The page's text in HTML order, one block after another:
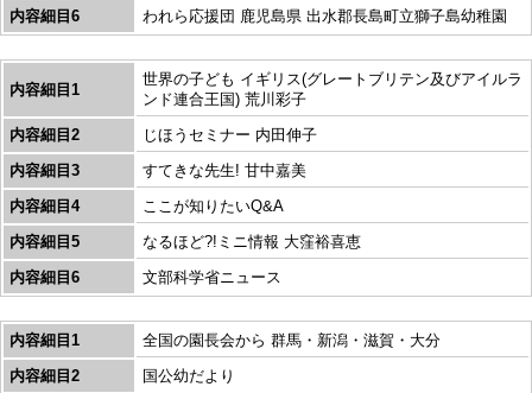
内容細目6
われら応援団 鹿児島県 出水郡長島町立獅子島幼稚園
内容細目1
世界の子ども イギリス(グレートブリテン及びアイルラ
ンド連合王国) 荒川彩子
内容細目2
じほうセミナー 内田伸子
内容細目3
すてきな先生! 甘中嘉美
内容細目4
ここが知りたいQ&A
内容細目5
なるほど?!ミニ情報 大窪裕喜恵
内容細目6
文部科学省ニュース
内容細目1
全国の園長会から 群馬・新潟・滋賀・大分
内容細目2
国公幼だより